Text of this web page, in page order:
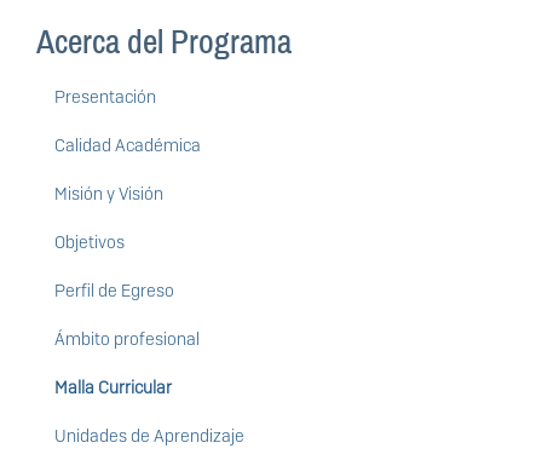
Acerca del Programa
Presentación
Calidad Académica
Misión y Visión
Objetivos
Perfil de Egreso
Ámbito profesional
Malla Curricular
Unidades de Aprendizaje